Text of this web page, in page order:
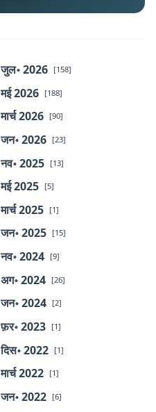
जुल॰ 2026 [158]
मई 2026 [188]
मार्च 2026 [90]
जन॰ 2026 [23]
नव॰ 2025 [13]
मई 2025 [5]
मार्च 2025 [1]
जन॰ 2025 [15]
नव॰ 2024 [9]
अग॰ 2024 [26]
जन॰ 2024 [2]
फ़र॰ 2023 [1]
दिस॰ 2022 [1]
मार्च 2022 [1]
जन॰ 2022 [6]